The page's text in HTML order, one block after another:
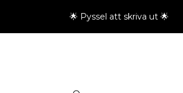
🌟 Pyssel att skriva ut 🌟